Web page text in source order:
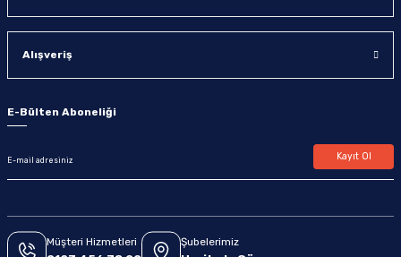
Alışveriş
E-Bülten Aboneliği
Kayıt Ol
Müşteri Hizmetleri Şubelerimiz